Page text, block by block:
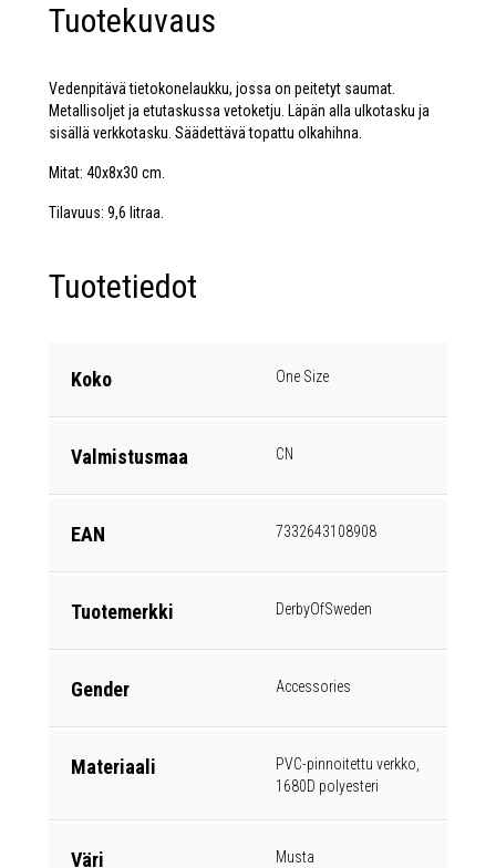
Tuotekuvaus
Vedenpitävä tietokonelaukku, jossa on peitetyt saumat.
Metallisoljet ja etutaskussa vetoketju. Läpän alla ulkotasku ja
sisällä verkkotasku. Säädettävä topattu olkahihna.
Mitat: 40x8x30 cm.
Tilavuus: 9,6 litraa.
Tuotetiedot
Koko One Size
Valmistusmaa CN
EAN 7332643108908
Tuotemerkki DerbyOfSweden
Gender Accessories
Materiaali
PVC-pinnoitettu verkko,
1680D polyesteri
Väri Musta